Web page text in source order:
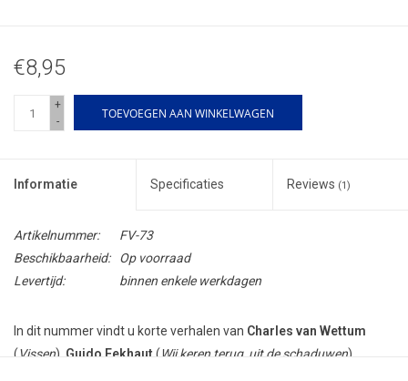
€8,95
+
-
TOEVOEGEN AAN WINKELWAGEN
Informatie Specificaties Reviews (1)
Artikelnummer:
FV-73
Beschikbaarheid:
Op voorraad
Levertijd:
binnen enkele werkdagen
In dit nummer vindt u korte verhalen van Charles van Wettum
(Vissen), Guido Eekhaut (Wij keren terug, uit de schaduwen),